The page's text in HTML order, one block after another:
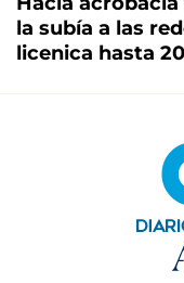
la subía a las
licenica hasta